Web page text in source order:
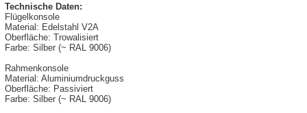
Technische Daten:
Flügelkonsole
Material: Edelstahl V2A
Oberfläche: Trowalisiert
Farbe: Silber (~ RAL 9006)
Rahmenkonsole
Material: Aluminiumdruckguss
Oberfläche: Passiviert
Farbe: Silber (~ RAL 9006)